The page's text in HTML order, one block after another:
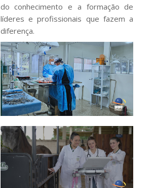
do conhecimento e a formação de
líderes e profissionais que fazem a
diferença.